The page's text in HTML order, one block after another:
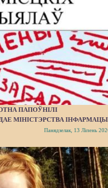
ПАПОЎНІЛІ
МІНІСТЭРСТВА
Панядзелак, 13 Ліпень